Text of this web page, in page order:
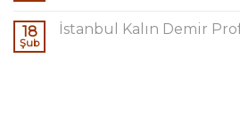
18
Şub
İstanbul Kalın Demir